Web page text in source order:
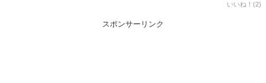
いいね！(2)
スポンサーリンク